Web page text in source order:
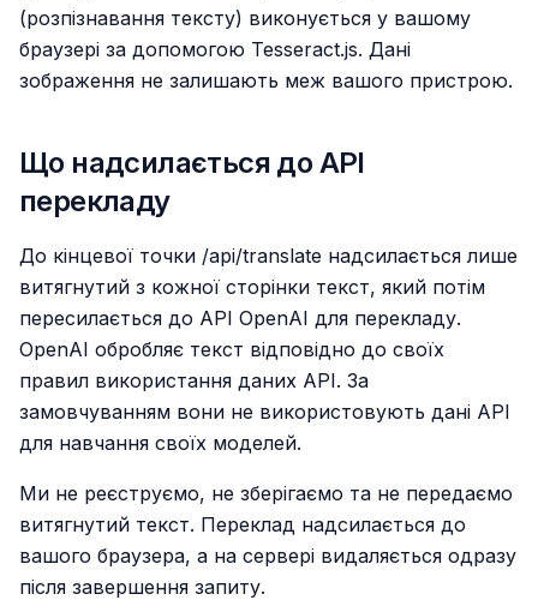
(розпізнавання тексту) виконується у вашому
браузері за допомогою Tesseract.js. Дані
зображення не залишають меж вашого пристрою.
Що надсилається до API
перекладу
До кінцевої точки /api/translate надсилається лише
витягнутий з кожної сторінки текст, який потім
пересилається до API OpenAI для перекладу.
OpenAI обробляє текст відповідно до своїх
правил використання даних API. За
замовчуванням вони не використовують дані API
для навчання своїх моделей.
Ми не реєструємо, не зберігаємо та не передаємо
витягнутий текст. Переклад надсилається до
вашого браузера, а на сервері видаляється одразу
після завершення запиту.